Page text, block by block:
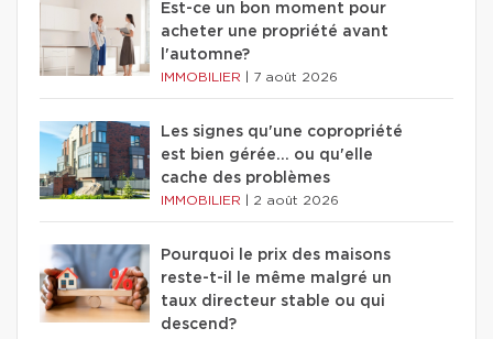
Est-ce un bon moment pour
acheter une propriété avant
l'automne?
IMMOBILIER 7 août 2026
Les signes qu'une copropriété
est bien gérée… ou qu'elle
cache des problèmes
IMMOBILIER 2 août 2026
Pourquoi le prix des maisons
reste-t-il le même malgré un
taux directeur stable ou qui
descend?